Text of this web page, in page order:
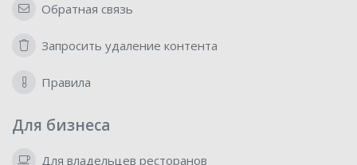
Обратная связь
Запросить удаление контента
Правила
Для бизнеса
Для владельцев ресторанов